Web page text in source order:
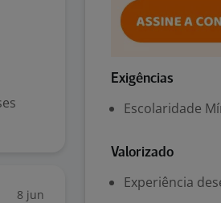
8 jun
Exigências
Escolaridade
Valorizado
Experiência